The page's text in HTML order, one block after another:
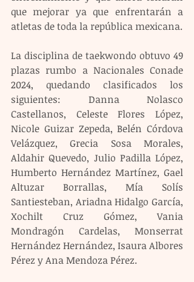
que mejorar ya que enfrentarán a
atletas de toda la república mexicana.
La disciplina de taekwondo obtuvo 49
plazas rumbo a Nacionales Conade
2024, quedando clasificados los
siguientes: Danna Nolasco
Castellanos, Celeste Flores López,
Nicole Guizar Zepeda, Belén Córdova
Velázquez, Grecia Sosa Morales,
Aldahir Quevedo, Julio Padilla López,
Humberto Hernández Martínez, Gael
Altuzar Borrallas, Mía Solís
Santiesteban, Ariadna Hidalgo García,
Xochilt Cruz Gómez, Vania
Mondragón Cardelas, Monserrat
Hernández Hernández, Isaura Albores
Pérez y Ana Mendoza Pérez.